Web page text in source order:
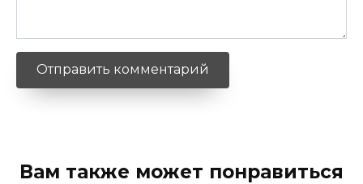
Вам также может понравиться